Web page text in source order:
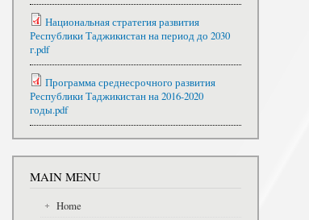
Национальная стратегия развития
Республики Таджикистан на период до 2030
г.pdf
Программа среднесрочного развития
Республики Таджикистан на 2016-2020
годы.pdf
MAIN MENU
Home